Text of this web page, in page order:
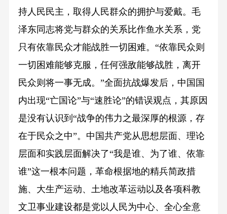
持人民民主，取得人民群众的拥护与爱戴。毛
泽东同志将党与群众的关系比作鱼水关系，党
只有依靠民众才能战胜一切困难。“依靠民众则
一切困难能够克服，任何强敌能够战胜，离开
民众则将一事无成。”全面抗战爆发后，中国国
内出现“亡国论”与“速胜论”的错误观点，其原因
是没有认识到“战争的伟力之最深厚的根源，存
在于民众之中”。中国共产党从思想层面、理论
层面和实践层面解决了“我是谁、为了谁、依靠
谁”这一根本问题，革命根据地的精兵简政措
施、大生产运动、土地改革运动以及各项科教
文卫事业建设都是党以人民为中心、全心全意